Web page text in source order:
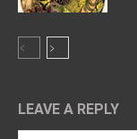
LEAVE A REPLY